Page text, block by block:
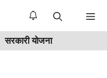
सरकारी योजना